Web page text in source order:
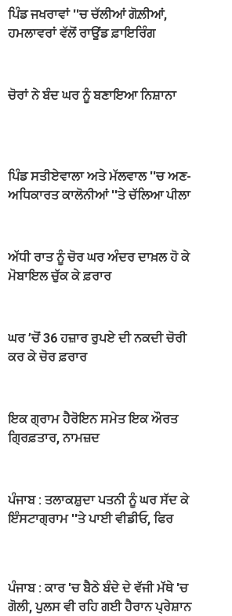
ਪਿੰਡ ਜਖਰਾਵਾਂ ''ਚ ਚੱਲੀਆਂ ਗੋਲ਼ੀਆਂ,
ਹਮਲਾਵਰਾਂ ਵੱਲੋਂ ਰਾਊਂਡ ਫ਼ਾਇਰਿੰਗ
ਚੋਰਾਂ ਨੇ ਬੰਦ ਘਰ ਨੂੰ ਬਣਾਇਆ ਨਿਸ਼ਾਨਾ
ਪਿੰਡ ਸਤੀਏਵਾਲਾ ਅਤੇ ਮੱਲਵਾਲ ''ਚ ਅਣ-
ਅਧਿਕਾਰਤ ਕਾਲੋਨੀਆਂ ''ਤੇ ਚੱਲਿਆ ਪੀਲਾ
ਅੱਧੀ ਰਾਤ ਨੂੰ ਚੋਰ ਘਰ ਅੰਦਰ ਦਾਖ਼ਲ ਹੋ ਕੇ
ਮੋਬਾਇਲ ਚੁੱਕ ਕੇ ਫ਼ਰਾਰ
ਘਰ ’ਚੋਂ 36 ਹਜ਼ਾਰ ਰੁਪਏ ਦੀ ਨਕਦੀ ਚੋਰੀ
ਕਰ ਕੇ ਚੋਰ ਫ਼ਰਾਰ
ਇਕ ਗ੍ਰਾਮ ਹੈਰੋਇਨ ਸਮੇਤ ਇਕ ਔਰਤ
ਗ੍ਰਿਫ਼ਤਾਰ, ਨਾਮਜ਼ਦ
ਪੰਜਾਬ : ਤਲਾਕਸ਼ੁਦਾ ਪਤਨੀ ਨੂੰ ਘਰ ਸੱਦ ਕੇ
ਇੰਸਟਾਗ੍ਰਾਮ ''ਤੇ ਪਾਈ ਵੀਡੀਓ, ਫਿਰ
ਪੰਜਾਬ : ਕਾਰ 'ਚ ਬੈਠੇ ਬੰਦੇ ਦੇ ਵੱਜੀ ਮੱਥੇ 'ਚ
ਗੋਲੀ, ਪੁਲਸ ਵੀ ਰਹਿ ਗਈ ਹੈਰਾਨ ਪ੍ਰੇਸ਼ਾਨ